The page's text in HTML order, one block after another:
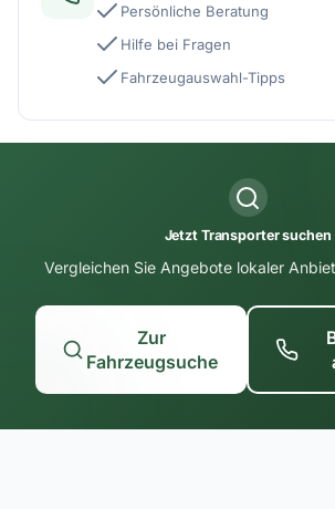
Persönliche Beratung
Hilfe bei Fragen
Fahrzeugauswahl-Tipps
Jetzt Transporter suchen
Vergleichen Sie Angebote lokaler
Zur
Fahrzeugsuche